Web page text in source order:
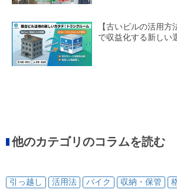
【古いビルの活用
で収益化する新しい
他のカテゴリのコラムを読む
引っ越し 活用法 バイク 収納・保管